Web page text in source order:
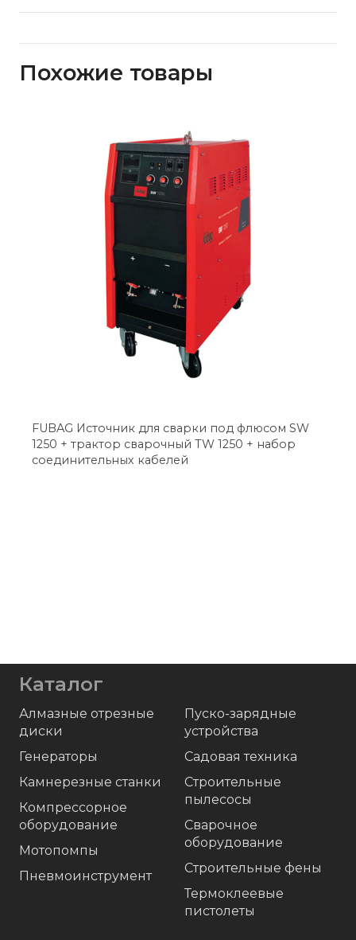
Похожие товары
FUBAG Источник для сварки под флюсом SW
1250 + трактор сварочный TW 1250 + набор
соединительных кабелей
Каталог
Алмазные отрезные
диски
Генераторы
Камнерезные станки
Компрессорное
оборудование
Мотопомпы
Пневмоинструмент
Пуско-зарядные
устройства
Садовая техника
Строительные
пылесосы
Сварочное
оборудование
Строительные фены
Термоклеевые
пистолеты